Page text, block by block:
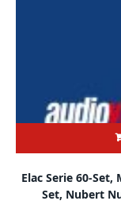
Elac Serie 60-
Set, Nubert